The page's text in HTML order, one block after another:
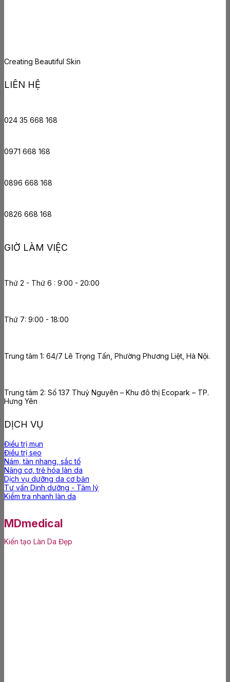
Creating Beautiful Skin
LIÊN HỆ
024 35 668 168
0971 668 168
0896 668 168
0826 668 168
GIỜ LÀM VIỆC
Thứ 2 - Thứ 6 : 9:00 - 20:00
Thứ 7: 9:00 - 18:00
Trung tâm 1: 64/7 Lê Trọng Tấn, Phường Phương Liệt, Hà Nội.
Trung tâm 2: Số 137 Thuỷ Nguyên – Khu đô thị Ecopark – TP.
Hưng Yên
DỊCH VỤ
Điều trị mụn
Điều trị sẹo
Nám, tàn nhang, sắc tố
Nâng cơ, trẻ hóa làn da
Dịch vụ dưỡng da cơ bản
Tư vấn Dinh dưỡng - Tâm lý
Kiểm tra nhanh làn da
MDmedical
Kiến tạo Làn Da Đẹp